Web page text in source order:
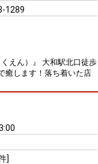
1289
えん）』 大和駅北口徒歩
癒します！落ち着いた店
]